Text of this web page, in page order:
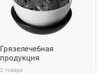
2 товара
Грязелечебная
продукция